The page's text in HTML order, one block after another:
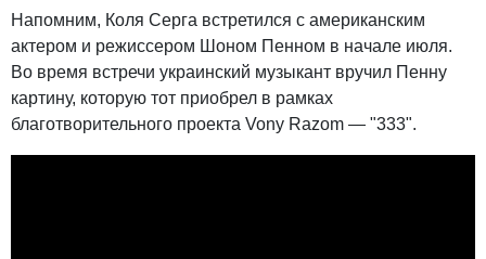
Напомним, Коля Серга встретился с американским
актером и режиссером Шоном Пенном в начале июля.
Во время встречи украинский музыкант вручил Пенну
картину, которую тот приобрел в рамках
благотворительного проекта Vony Razom — "333".